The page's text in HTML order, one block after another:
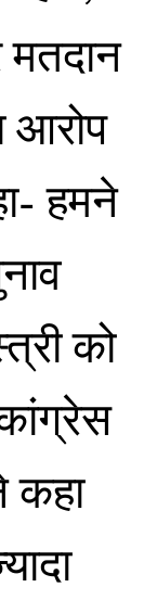
मतदान
आरोप
हमने
को
कहा